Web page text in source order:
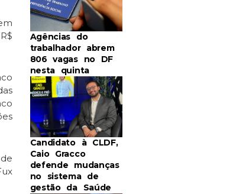
Agências do
trabalhador abrem
806 vagas no DF
nesta quinta
Candidato à CLDF,
Caio Gracco
defende mudanças
no sistema de
gestão da Saúde